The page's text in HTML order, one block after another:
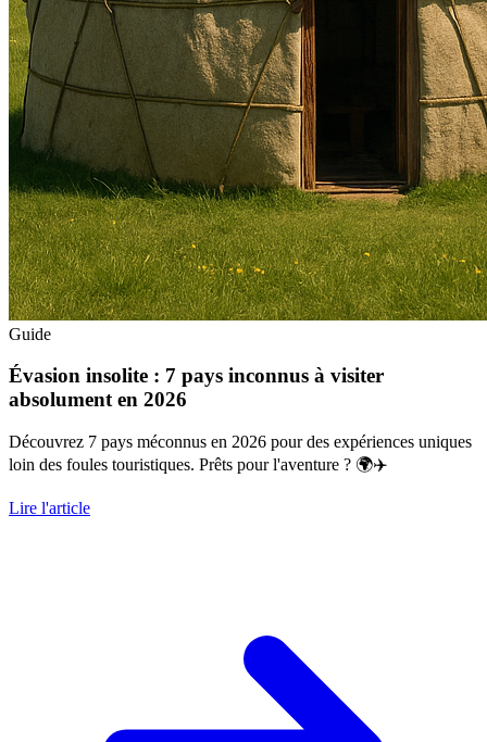
Guide
Évasion insolite : 7 pays inconnus à visiter
absolument en 2026
Découvrez 7 pays méconnus en 2026 pour des expériences uniques
loin des foules touristiques. Prêts pour l'aventure ? 🌍✈️
Lire l'article